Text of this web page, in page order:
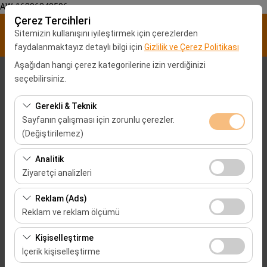
AW-16896840596
Çerez Tercihleri
Sitemizin kullanışını iyileştirmek için çerezlerden
faydalanmaktayız detaylı bilgi için Gizlilik ve Çerez Politikası
Aşağıdan hangi çerez kategorilerine izin verdiğinizi
seçebilirsiniz.
Gerekli & Teknik
Sayfanın çalışması için zorunlu çerezler.
(Değiştirilemez)
Bu çerezler sitenin doğru şekilde çalışması, güvenlik,
oturum yönetimi ve temel işlevler için gereklidir. Devre
dışı bırakılamaz.
Analitik
Ziyaretçi analizleri
Bu çerezler, sitemizin nasıl kullanıldığını (ziyaretçi sayısı,
en çok ziyaret edilen sayfalar, kullanıcı davranışları)
analiz etmemizi sağlar. Bu veriler, web sitesi
performansını ölçmek ve kullanıcı deneyimini sürekli
iyileştirmek için kullanılır.
Reklam (Ads)
Reklam ve reklam ölçümü
Bu çerezler, size ilgi alanlarınıza uygun kişiselleştirilmiş
reklamlar göstermemize ve reklam kampanyalarımızın
etkinliğini (gösterim sayısı, tıklama oranı) ölçmemize
Kişiselleştirme
İçerik kişiselleştirme
Alış Lokasyonu
Malatya Şehir merkezi
Aracı farklı bir lokasyona bırakacağım
Alış Tarih & Saat
09:00
Bırakış Tarih & Saat